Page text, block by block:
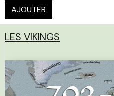
AJOUTER
LES VIKINGS